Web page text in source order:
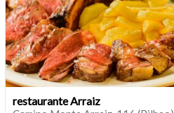
restaurante Arraiz